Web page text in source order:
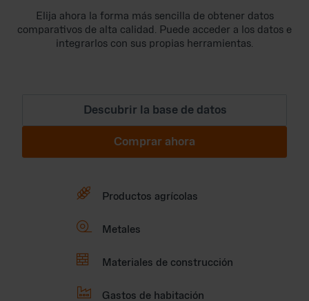
Elija ahora la forma más sencilla de obtener datos
comparativos de alta calidad. Puede acceder a los datos e
integrarlos con sus propias herramientas.
Descubrir la base de datos
Comprar ahora
 Productos agrícolas
 Metales
 Materiales de construcción
 Gastos de habitación